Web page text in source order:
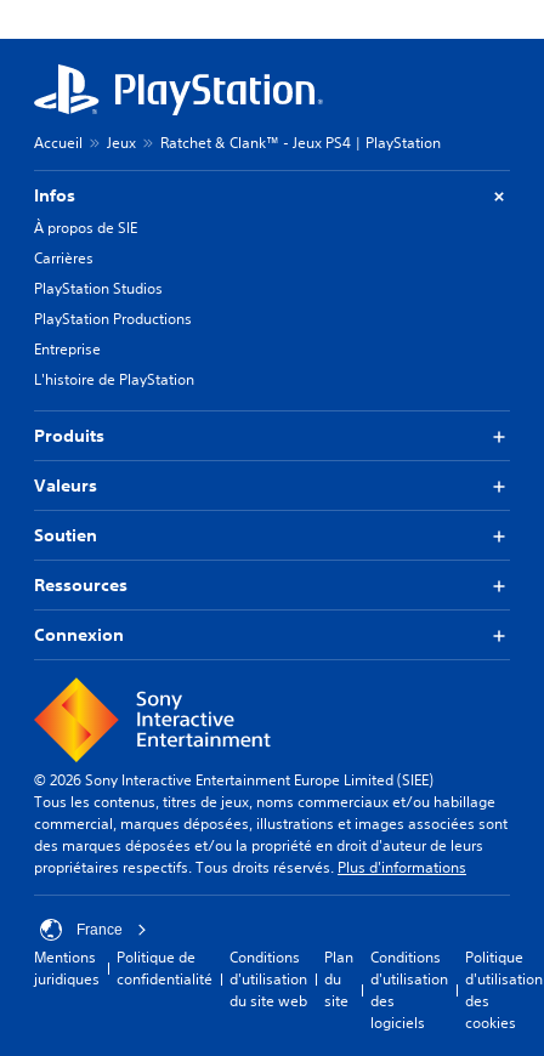
Accueil Jeux Ratchet & Clank™ - Jeux PS4 | PlayStation
Infos
À propos de SIE
Carrières
PlayStation Studios
PlayStation Productions
Entreprise
L'histoire de PlayStation
Produits
Valeurs
Soutien
Ressources
Connexion
© 2026 Sony Interactive Entertainment Europe Limited (SIEE)
Tous les contenus, titres de jeux, noms commerciaux et/ou habillage
commercial, marques déposées, illustrations et images associées sont
des marques déposées et/ou la propriété en droit d'auteur de leurs
propriétaires respectifs. Tous droits réservés. Plus d'informations
France
Mentions
juridiques
Politique de
confidentialité
Conditions
d'utilisation
du site web
Plan
du
site
Conditions
d'utilisation
des
logiciels
Politique
d'utilisation
des
cookies